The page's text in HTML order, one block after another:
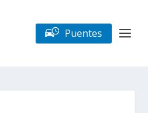
Puentes